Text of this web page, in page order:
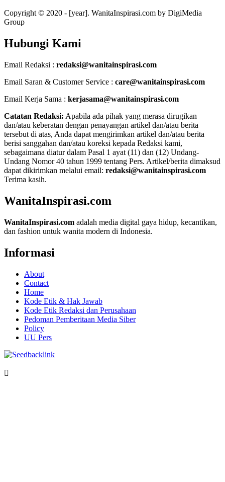
Copyright © 2020 - [year]. WanitaInspirasi.com by DigiMedia
Group
Hubungi Kami
Email Redaksi : redaksi@wanitainspirasi.com
Email Saran & Customer Service : care@wanitainspirasi.com
Email Kerja Sama : kerjasama@wanitainspirasi.com
Catatan Redaksi: Apabila ada pihak yang merasa dirugikan
dan/atau keberatan dengan penayangan artikel dan/atau berita
tersebut di atas, Anda dapat mengirimkan artikel dan/atau berita
berisi sanggahan dan/atau koreksi kepada Redaksi kami,
sebagaimana diatur dalam Pasal 1 ayat (11) dan (12) Undang-
Undang Nomor 40 tahun 1999 tentang Pers. Artikel/berita dimaksud
dapat dikirimkan melalui email: redaksi@wanitainspirasi.com
Terima kasih.
WanitaInspirasi.com
WanitaInspirasi.com adalah media digital gaya hidup, kecantikan,
dan fashion untuk wanita modern di Indonesia.
Informasi
About
Contact
Home
Kode Etik & Hak Jawab
Kode Etik Redaksi dan Perusahaan
Pedoman Pemberitaan Media Siber
Policy
UU Pers